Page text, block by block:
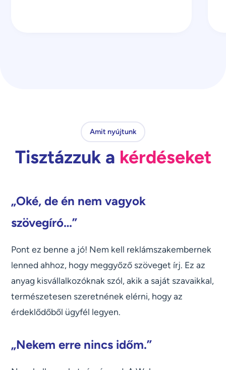
Amit nyújtunk
Tisztázzuk a kérdéseket
„Oké, de én nem vagyok
szövegíró…”
Pont ez benne a jó! Nem kell reklámszakembernek
lenned ahhoz, hogy meggyőző szöveget írj. Ez az
anyag kisvállalkozóknak szól, akik a saját szavaikkal,
természetesen szeretnének elérni, hogy az
érdeklődőből ügyfél legyen.
„Nekem erre nincs időm.”